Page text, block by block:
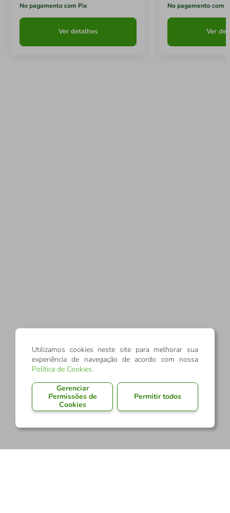
No pagamento com Pix
Ver detalhes
No pagamento com
Ver
Utilizamos cookies neste site para melhorar sua
experiência de navegação de acordo com nossa
Política de Cookies.
Gerenciar
Permissões de
Cookies
Permitir todos